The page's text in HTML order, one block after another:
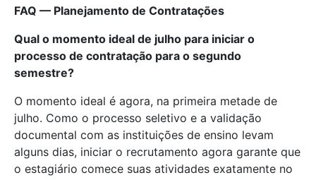
FAQ — Planejamento de Contratações
Qual o momento ideal de julho para iniciar o
processo de contratação para o segundo
semestre?
O momento ideal é agora, na primeira metade de
julho. Como o processo seletivo e a validação
documental com as instituições de ensino levam
alguns dias, iniciar o recrutamento agora garante que
o estagiário comece suas atividades exatamente no